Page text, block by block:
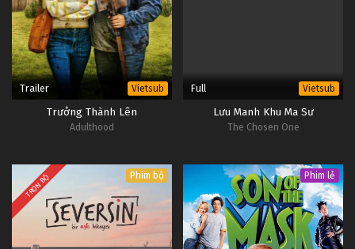
Trailer Vietsub
Trưởng Thành Lên
Adulthood
Full Vietsub
Lưu Manh Khu Ma Sư
The Chosen One
TRỌN BỘ Phim bộ Phim lẻ